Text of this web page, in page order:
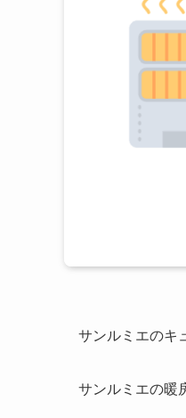
サンルミエのキ
サンルミエの暖